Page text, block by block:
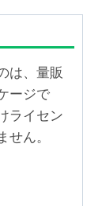
は、量販
ージで
ライセン
せん。